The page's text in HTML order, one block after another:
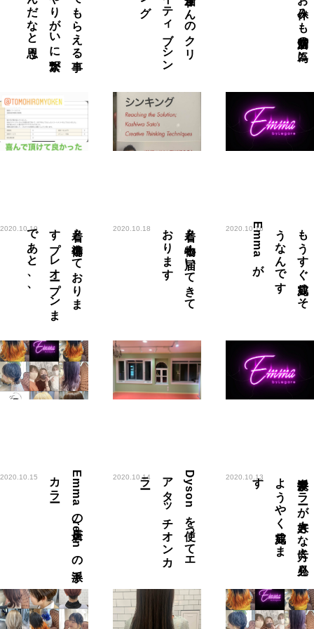
2020.10.19 着々と
準備し
て
お
り
ま
す
プ
レ
オ
ープ
ン
ま
で
あ
と
、
、
、 2020.10.18 着々と
小物も
届い
て
き
て
お
り
ま
す 2020.10.16 も
う
す
ぐ
完成し
そ
う
な
ん
で
す
E
m
m
a
が
2020.10.15 E
m
m
a
の
店長r
e
o
n
の
派手
カ
ラ
ー 2020.10.14 D
y
s
o
n
を
使っ
て
エ
ア
タ
ッ
チ
オ
ン
カ
ラ
ー 2020.10.13 派手髪カ
ラ
ーが
大好き
な
方々に
必見
よ
う
や
く
完成し
ま
す